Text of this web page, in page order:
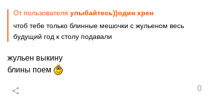
От пользователя улыбайтесь))один хрен
чтоб тебе только блинные мешочки с жульеном весь
будущий год к столу подавали
жульен выкину
блины поем
0